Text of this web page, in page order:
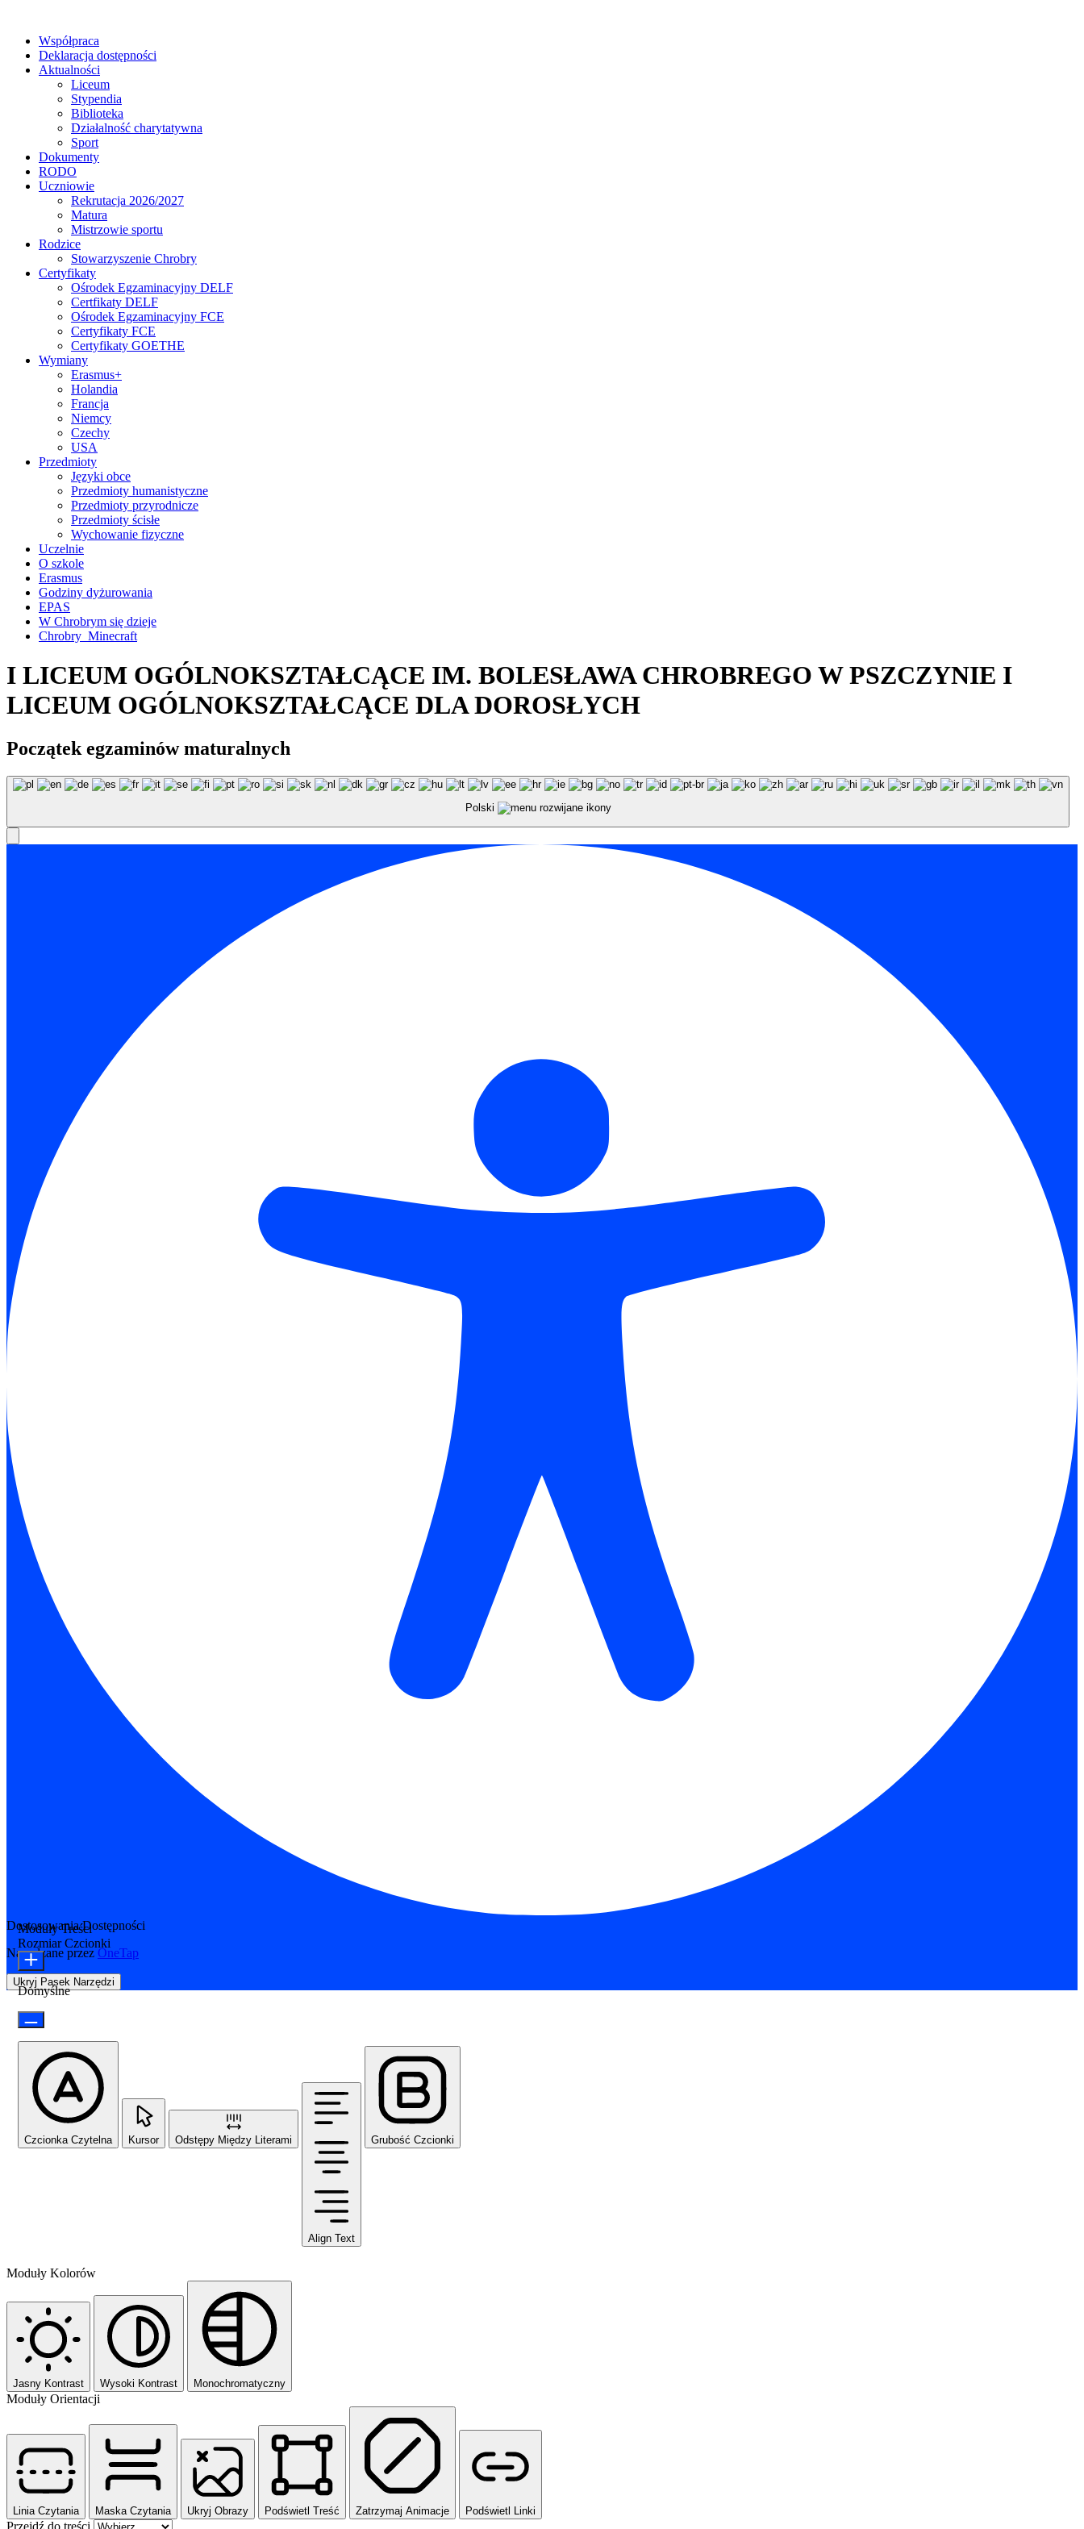
Współpraca
Deklaracja dostępności
Aktualności
Liceum
Stypendia
Biblioteka
Działalność charytatywna
Sport
Dokumenty
RODO
Uczniowie
Rekrutacja 2026/2027
Matura
Mistrzowie sportu
Rodzice
Stowarzyszenie Chrobry
Certyfikaty
Ośrodek Egzaminacyjny DELF
Certfikaty DELF
Ośrodek Egzaminacyjny FCE
Certyfikaty FCE
Certyfikaty GOETHE
Wymiany
Erasmus+
Holandia
Francja
Niemcy
Czechy
USA
Przedmioty
Języki obce
Przedmioty humanistyczne
Przedmioty przyrodnicze
Przedmioty ścisłe
Wychowanie fizyczne
Uczelnie
O szkole
Erasmus
Godziny dyżurowania
EPAS
W Chrobrym się dzieje
Chrobry_Minecraft
I LICEUM OGÓLNOKSZTAŁCĄCE IM. BOLESŁAWA CHROBREGO W PSZCZYNIE I
LICEUM OGÓLNOKSZTAŁCĄCE DLA DOROSŁYCH
Początek egzaminów maturalnych
Polski
Dostosowania Dostępności
Napędzane przez OneTap
Ukryj Pasek Narzędzi
Moduły Treści
Rozmiar Czcionki
Domyślne
Czcionka Czytelna Kursor Odstępy Między Literami
Align Text
Grubość Czcionki
Moduły Kolorów
Jasny Kontrast Wysoki Kontrast Monochromatyczny
Moduły Orientacji
Linia Czytania Maska Czytania Ukryj Obrazy Podświetl Treść Zatrzymaj Animacje Podświetl Linki